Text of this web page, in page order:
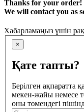
Thanks for your order!
We will contact you as
Хабарламаңыз үшін
×
Қате тапты?
Берілген ақпаратта
мекен-жайы немесе
оны төмендегі